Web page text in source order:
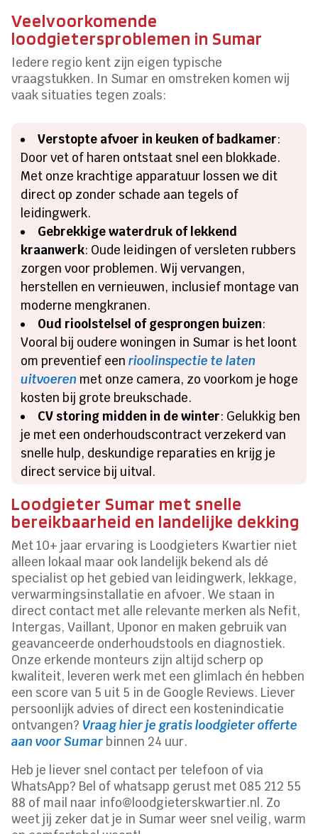
Veelvoorkomende
loodgietersproblemen in Sumar
Iedere regio kent zijn eigen typische
vraagstukken. In Sumar en omstreken komen wij
vaak situaties tegen zoals:
Verstopte afvoer in keuken of badkamer:
Door vet of haren ontstaat snel een blokkade.
Met onze krachtige apparatuur lossen we dit
direct op zonder schade aan tegels of
leidingwerk.
Gebrekkige waterdruk of lekkend
kraanwerk: Oude leidingen of versleten rubbers
zorgen voor problemen. Wij vervangen,
herstellen en vernieuwen, inclusief montage van
moderne mengkranen.
Oud rioolstelsel of gesprongen buizen:
Vooral bij oudere woningen in Sumar is het loont
om preventief eenrioolinspectie te laten
uitvoeren met onze camera, zo voorkom je hoge
kosten bij grote breukschade.
CV storing midden in de winter: Gelukkig ben
je met een onderhoudscontract verzekerd van
snelle hulp, deskundige reparaties en krijg je
direct service bij uitval.
Loodgieter Sumar met snelle
bereikbaarheid en landelijke dekking
Met 10+ jaar ervaring is Loodgieters Kwartier niet
alleen lokaal maar ook landelijk bekend als dé
specialist op het gebied van leidingwerk, lekkage,
verwarmingsinstallatie en afvoer. We staan in
direct contact met alle relevante merken als Nefit,
Intergas, Vaillant, Uponor en maken gebruik van
geavanceerde onderhoudstools en diagnostiek.
Onze erkende monteurs zijn altijd scherp op
kwaliteit, leveren werk met een glimlach én hebben
een score van 5 uit 5 in de Google Reviews. Liever
persoonlijk advies of direct een kostenindicatie
ontvangen? Vraag hier je gratis loodgieter offerte
aan voor Sumarbinnen 24 uur.
Heb je liever snel contact per telefoon of via
WhatsApp? Bel of whatsapp gerust met 085 212 55
88 of mail naar info@loodgieterskwartier.nl. Zo
weet jij zeker dat je in Sumar weer snel veilig, warm